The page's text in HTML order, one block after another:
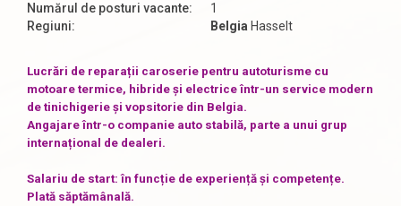
Numărul de posturi vacante:
1
Regiuni:
Belgia Hasselt
Lucrări de reparații caroserie pentru autoturisme cu
motoare termice, hibride și electrice într-un service modern
de tinichigerie și vopsitorie din Belgia.
Angajare într-o companie auto stabilă, parte a unui grup
internațional de dealeri.
Salariu de start: în funcție de experiență și competențe.
Plată săptămânală.